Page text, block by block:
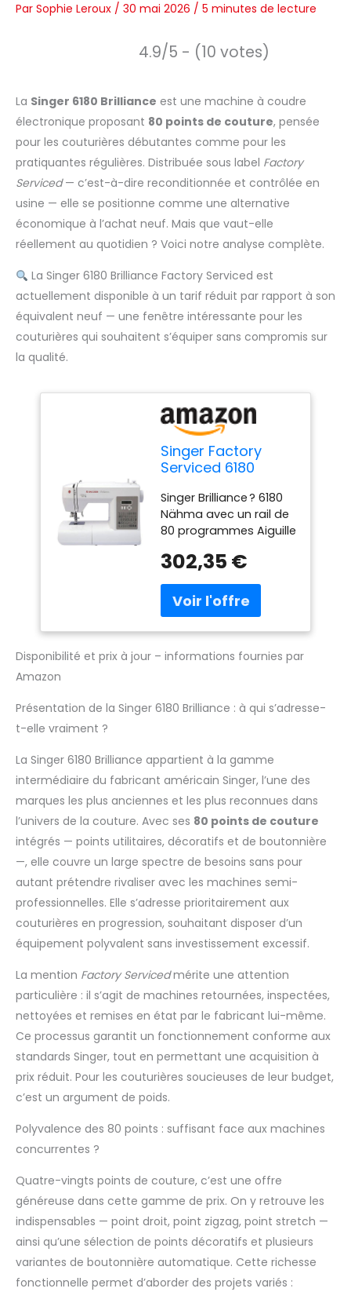
Par Sophie Leroux / 30 mai 2026 / 5 minutes de lecture
4.9/5 - (10 votes)
La Singer 6180 Brilliance est une machine à coudre
électronique proposant 80 points de couture, pensée
pour les couturières débutantes comme pour les
pratiquantes régulières. Distribuée sous label Factory
Serviced— c’est-à-dire reconditionnée et contrôlée en
usine — elle se positionne comme une alternative
économique à l’achat neuf. Mais que vaut-elle
réellement au quotidien ? Voici notre analyse complète.
La Singer 6180 Brilliance Factory Serviced est
actuellement disponible à un tarif réduit par rapport à son
équivalent neuf — une fenêtre intéressante pour les
couturières qui souhaitent s’équiper sans compromis sur
la qualité.
Singer Factory
Serviced 6180
à coudre
électronique 80
points
Singer Brilliance ? 6180
Nähma avec un rail de
80 programmes Aiguille
de précision Solide
enfile-aiguille
automatique
boutonnière
longueur et largeur de
Dimensions : env. 42 x H
302,35 €
Disponibilité et prix à jour – informations fournies par
Amazon
Présentation de la Singer 6180 Brilliance : à qui s’adresse-
t-elle vraiment ?
La Singer 6180 Brilliance appartient à la gamme
intermédiaire du fabricant américain Singer, l’une des
marques les plus anciennes et les plus reconnues dans
l’univers de la couture. Avec ses 80 points de couture
intégrés — points utilitaires, décoratifs et de boutonnière
—, elle couvre un large spectre de besoins sans pour
autant prétendre rivaliser avec les machines semi-
professionnelles. Elle s’adresse prioritairement aux
couturières en progression, souhaitant disposer d’un
équipement polyvalent sans investissement excessif.
La mention Factory Servicedmérite une attention
particulière : il s’agit de machines retournées, inspectées,
nettoyées et remises en état par le fabricant lui-même.
Ce processus garantit un fonctionnement conforme aux
standards Singer, tout en permettant une acquisition à
prix réduit. Pour les couturières soucieuses de leur budget,
c’est un argument de poids.
Polyvalence des 80 points : suffisant face aux machines
concurrentes ?
Quatre-vingts points de couture, c’est une offre
généreuse dans cette gamme de prix. On y retrouve les
indispensables — point droit, point zigzag, point stretch —
ainsi qu’une sélection de points décoratifs et plusieurs
variantes de boutonnière automatique. Cette richesse
fonctionnelle permet d’aborder des projets variés :